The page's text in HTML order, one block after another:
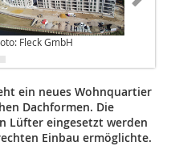
Fleck GmbH
ein neues Wohnquartier
Dachformen. Die
Lüfter eingesetzt werden
Einbau ermöglichte.